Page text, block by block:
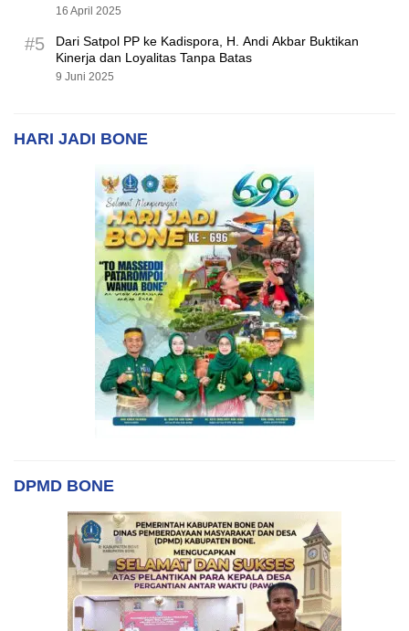
16 April 2025
#5
Dari Satpol PP ke Kadispora, H. Andi Akbar Buktikan
Kinerja dan Loyalitas Tanpa Batas
9 Juni 2025
HARI JADI BONE
DPMD BONE